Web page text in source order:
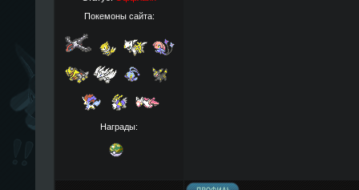
Покемоны сайта:
Награды: